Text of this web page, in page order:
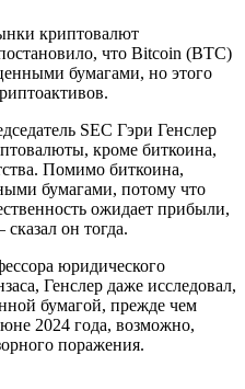
криптовалют
что Bitcoin (BTC)
бумагами, но этого
SEC Гэри Генслер
кроме биткоина,
Помимо биткоина,
бумагами, потому что
ожидает прибыли,
он тогда.
юридического
Генслер даже исследовал,
бумагой, прежде чем
2024 года, возможно,
поражения.